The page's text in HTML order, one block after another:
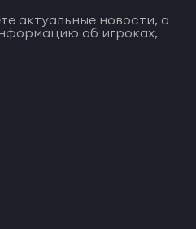
актуальные новости, а
об игроках,